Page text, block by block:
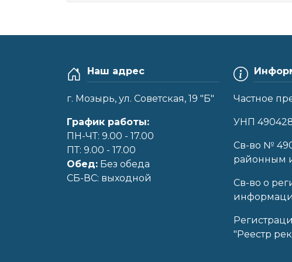
Наш адрес
г. Мозырь, ул. Советская, 19 "Б"
График работы:
ПН-ЧТ: 9.00 - 17.00
ПТ: 9.00 - 17.00
Обед: Без обеда
CБ-ВС: выходной
Частное
УНП
Cв-во №
районным
Св-во о
"Реестр